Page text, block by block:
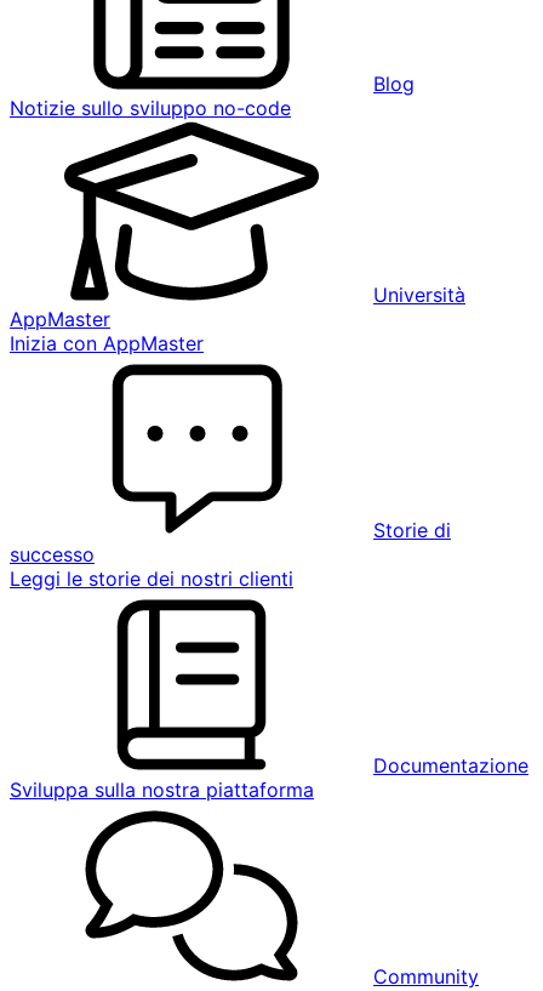
Blog
Notizie sullo sviluppo no-code
Università
AppMaster
Inizia con AppMaster
Storie di
successo
Leggi le storie dei nostri clienti
Documentazione
Sviluppa sulla nostra piattaforma
Community